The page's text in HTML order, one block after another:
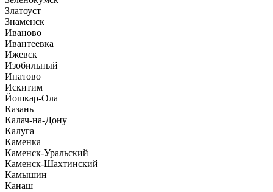
Златоуст
Знаменск
Иваново
Ивантеевка
Ижевск
Изобильный
Ипатово
Искитим
Йошкар-Ола
Казань
Калач-на-Дону
Калуга
Каменка
Каменск-Уральский
Каменск-Шахтинский
Камышин
Канаш